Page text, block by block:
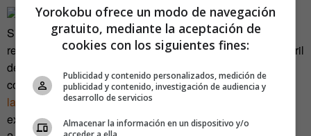
Sin embargo, la mayoría de las pruebas no pueden
realizarse en una superficie tan reducida, por lo que, en abril
de 2014, los Brusaw abrieron un
conseguir una mayor financiación. En tan solo dos meses,
la petición
deSolar Roadways
exitosa de la webindiegogo, llegando a recaudar más de
Yorokobu ofrece un modo de navegación
gratuito, mediante la aceptación de
cookies con los siguientes fines:
Publicidad y contenido personalizados, medición de
publicidad y contenido, investigación de audiencia y
desarrollo de servicios
Almacenar la información en un dispositivo y/o